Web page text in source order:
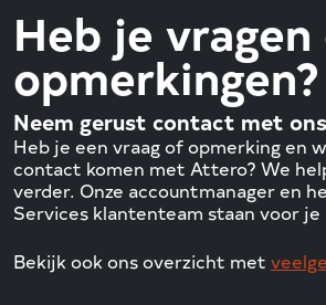
Heb je
opmerkingen?
Neem gerust contact met
Heb je een vraag of opmerking en
contact komen met Attero? We
verder. Onze accountmanager en
Services klantenteam staan voor je
Bekijk ook ons overzicht met